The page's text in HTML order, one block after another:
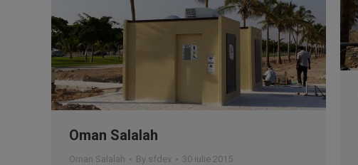
Oman Salalah
Oman Salalah By sfdev 30 iulie 2015